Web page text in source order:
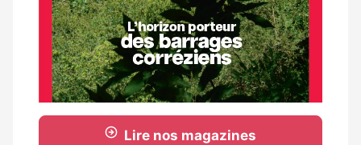
Lire nos magazines